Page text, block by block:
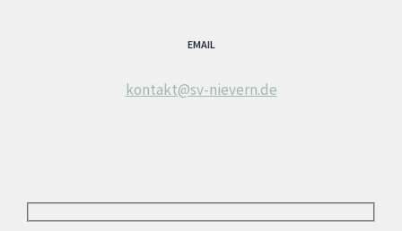
EMAIL
kontakt@sv-nievern.de